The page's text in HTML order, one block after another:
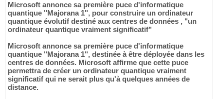
Microsoft annonce sa première puce d'informatique
quantique "Majorana 1", pour construire un ordinateur
quantique évolutif destiné aux centres de données , "un
ordinateur quantique vraiment significatif"
Microsoft annonce sa première puce d'informatique
quantique "Majorana 1", destinée à être déployée dans les
centres de données. Microsoft affirme que cette puce
permettra de créer un ordinateur quantique vraiment
significatif qui ne serait plus qu'à quelques années de
distance.